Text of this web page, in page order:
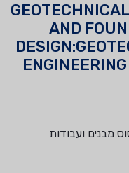
AND
מבנים ועבודות